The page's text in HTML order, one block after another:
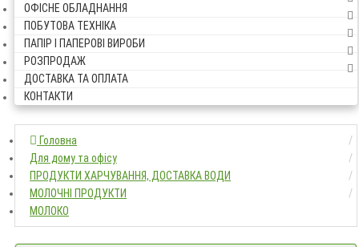
ОФІСНЕ ОБЛАДНАННЯ
ПОБУТОВА ТЕХНІКА
ПАПІР І ПАПЕРОВІ ВИРОБИ
РОЗПРОДАЖ
ДОСТАВКА ТА ОПЛАТА
КОНТАКТИ
Головна
Для дому та офісуДля дому та офісу
ПРОДУКТИ ХАРЧУВАННЯ, ДОСТАВКА ВОДИ ПРОДУКТИ ХАРЧУВАННЯ,
МОЛОЧНІ ПРОДУКТИ
МОЛОКО